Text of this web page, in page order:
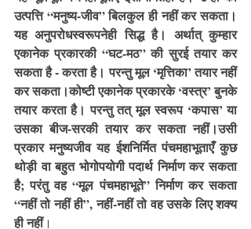
उत्पत्ति “मनुष्य-जीव” बिलकुल ही नहीं कर सकता।
यह अनुपरोधस्वरूपनेही सिद्ध है। अर्थात् कुम्हार
एकानेक प्रकारकी “घट-मठ” की सुरई तयार कर
सकता है - करता है। परन्तु मूल ‘मृत्तिका’ तयार नहीं
कर सकता।कोष्टी एकानेक प्रकारके ‘वस्त्र’ बुनके
तयार करता है। परन्तु तत् मूल स्वरूप ‘कपास’ या
उसका बीज-सरकी तयार कर सकता नहीं।उसी
प्रकार मनुष्यजीव यह ईशनिर्मित पंचमहाभूताएँ कुछ
थोड़ी वा बहुत भोगोपयोगी पदार्थ निर्माण कर सकता
है; परंतु वह “मूल पंचमहाभूते” निर्माण कर सकता
“नहीं तो नहीं ही”, नहीं-नहीं तो वह उसके लिए शक्य
ही नहीं।